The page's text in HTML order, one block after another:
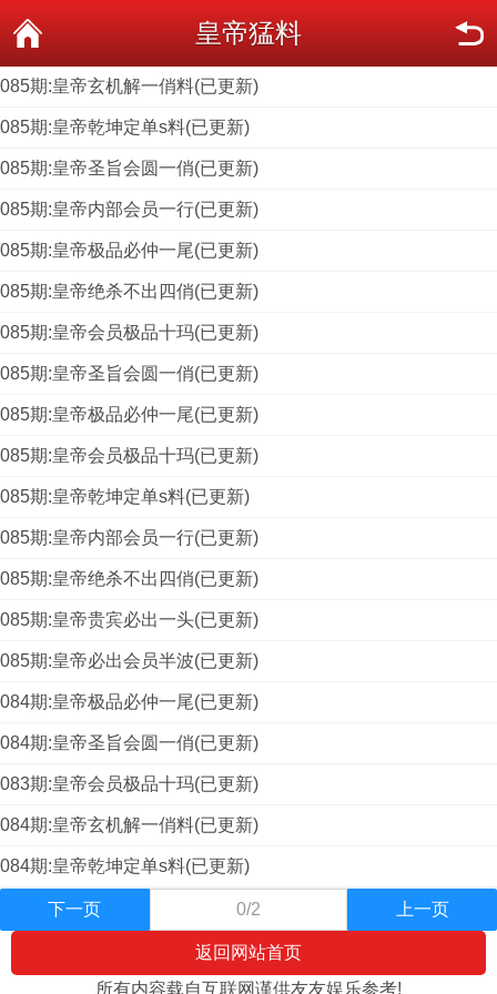
皇帝猛料
085期:皇帝玄机解一俏料(已更新)
085期:皇帝乾坤定单s料(已更新)
085期:皇帝圣旨会圆一俏(已更新)
085期:皇帝内部会员一行(已更新)
085期:皇帝极品必仲一尾(已更新)
085期:皇帝绝杀不出四俏(已更新)
085期:皇帝会员极品十玛(已更新)
085期:皇帝圣旨会圆一俏(已更新)
085期:皇帝极品必仲一尾(已更新)
085期:皇帝会员极品十玛(已更新)
085期:皇帝乾坤定单s料(已更新)
085期:皇帝内部会员一行(已更新)
085期:皇帝绝杀不出四俏(已更新)
085期:皇帝贵宾必出一头(已更新)
085期:皇帝必出会员半波(已更新)
084期:皇帝极品必仲一尾(已更新)
084期:皇帝圣旨会圆一俏(已更新)
083期:皇帝会员极品十玛(已更新)
084期:皇帝玄机解一俏料(已更新)
084期:皇帝乾坤定单s料(已更新)
下一页 0/2 上一页
返回网站首页
所有内容载自互联网谨供友友娱乐参考!